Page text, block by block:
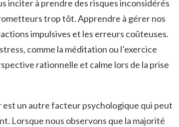
inciter‍ à prendre des risques inconsidérés
trop ‍tôt.‌ Apprendre à gérer nos
impulsives et⁣ les erreurs coûteuses.
comme la⁤ méditation ou⁢ l’exercice
rationnelle et ⁣calme lors ⁤de ⁣la prise
un ⁢autre facteur psychologique qui peut
Lorsque​ nous observons que la⁣ majorité